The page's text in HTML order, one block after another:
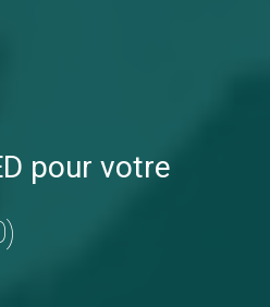
pour votre